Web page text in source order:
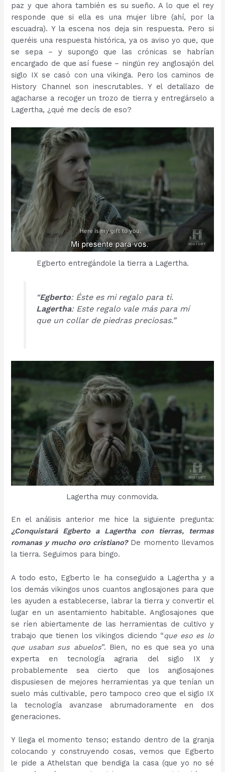
paz y que ahora también es su sueño. A lo que el rey
responde que si ella es una mujer libre (ahí, por la
escuadra). Y la escena nos deja sin respuesta. Pero si
queréis una respuesta histórica, ya os aviso yo que, que
se sepa – y supongo que las crónicas se habrían
encargado de que así fuese – ningún rey anglosajón del
siglo IX se casó con una vikinga. Pero los caminos de
History Channel son inescrutables. Y el detallazo de
agacharse a recoger un trozo de tierra y entregárselo a
Lagertha, ¿qué me decís de eso?
Egberto entregándole la tierra a Lagertha.
“Egberto: Éste es mi regalo para ti.
Lagertha:Este regalo vale más para mí
que un collar de piedras preciosas.”
Lagertha muy conmovida.
En el análisis anterior me hice la siguiente pregunta:
¿Conquistará Egberto a Lagertha con tierras, termas
romanas y mucho oro cristiano?De momento llevamos
la tierra. Seguimos para bingo.
A todo esto, Egberto le ha conseguido a Lagertha y a
los demás vikingos unos cuantos anglosajones para que
les ayuden a establecerse, labrar la tierra y convertir el
lugar en un asentamiento habitable. Anglosajones que
se ríen abiertamente de las herramientas de cultivo y
trabajo que tienen los vikingos diciendo “que eso es lo
que usaban sus abuelos”. Bien, no es que sea yo una
experta en tecnología agraria del siglo IX y
probablemente sea cierto que los anglosajones
dispusiesen de mejores herramientas ya que tenían un
suelo más cultivable, pero tampoco creo que el siglo IX
la tecnología avanzase abrumadoramente en dos
generaciones.
Y llega el momento tenso; estando dentro de la granja
colocando y construyendo cosas, vemos que Egberto
le pide a Athelstan que bendiga la casa (que yo no sé